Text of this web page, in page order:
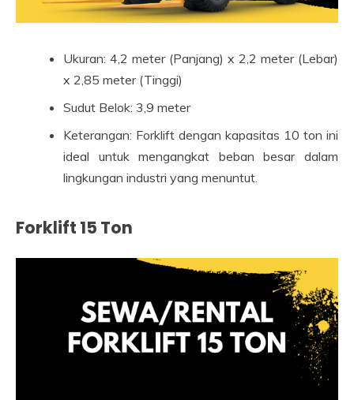
Ukuran: 4,2 meter (Panjang) x 2,2 meter (Lebar)
x 2,85 meter (Tinggi)
Sudut Belok: 3,9 meter
Keterangan: Forklift dengan kapasitas 10 ton ini
ideal untuk mengangkat beban besar dalam
lingkungan industri yang menuntut.
Forklift 15 Ton